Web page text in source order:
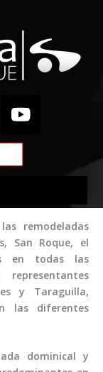
remodeladas
San Roque, el
en todas las
y Taraguilla,
las diferentes
dominical y